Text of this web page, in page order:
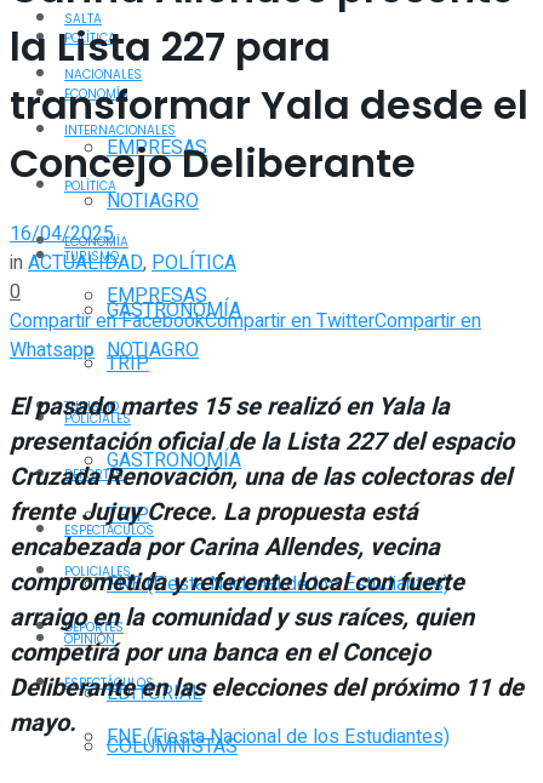
POLÍTICA
ECONOMÍA
EMPRESAS
NOTIAGRO
TURISMO
GASTRONOMÍA
TRIP
POLICIALES
DEPORTES
ESPECTÁCULOS
FNE (Fiesta Nacional de los Estudiantes)
OPINIÓN
EDITORIAL
COLUMNISTAS
SALTA
NACIONALES
INTERNACIONALES
POLÍTICA
ECONOMÍA
EMPRESAS
NOTIAGRO
TURISMO
GASTRONOMÍA
TRIP
POLICIALES
DEPORTES
ESPECTÁCULOS
FNE (Fiesta Nacional de los Estudiantes)
la Lista 227 para
transformar Yala desde el
Concejo Deliberante
16/04/2025
inACTUALIDAD,POLÍTICA
0
Compartir en FacebookCompartir en TwitterCompartir en
Whatsapp
El pasado martes 15 se realizó en Yala la
presentación oficial de la Lista 227 del espacio
Cruzada Renovación, una de las colectoras del
frente Jujuy Crece. La propuesta está
encabezada por Carina Allendes, vecina
comprometida y referente local con fuerte
arraigo en la comunidad y sus raíces, quien
competirá por una banca en el Concejo
Deliberante en las elecciones del próximo 11 de
mayo.